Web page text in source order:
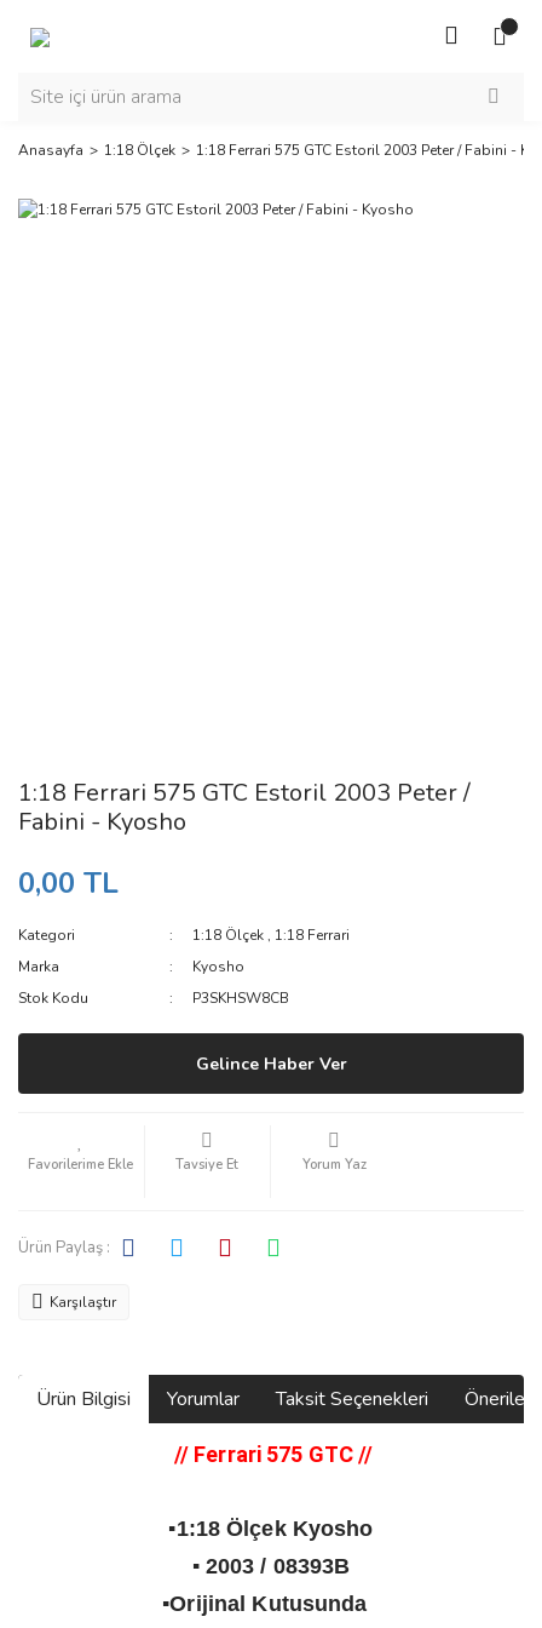
Anasayfa 1:18 Ölçek 1:18 Ferrari 575 GTC Estoril 2003 Peter / Fabini -
1:18 Ferrari 575 GTC Estoril 2003 Peter /
Fabini - Kyosho
0,00 TL
Kategori 1:18 Ölçek , 1:18 Ferrari
Marka
Kyosho
Stok Kodu
P3SKHSW8CB
Gelince Haber Ver
Tavsiye Et Yorum Yaz
Ürün Paylaş :
Karşılaştır
Ürün Bilgisi Yorumlar Taksit Seçenekleri
// Ferrari 575 GTC//
▪️1:18 Ölçek Kyosho
▪️ 2003 / 08393B
▪️Orijinal Kutusunda